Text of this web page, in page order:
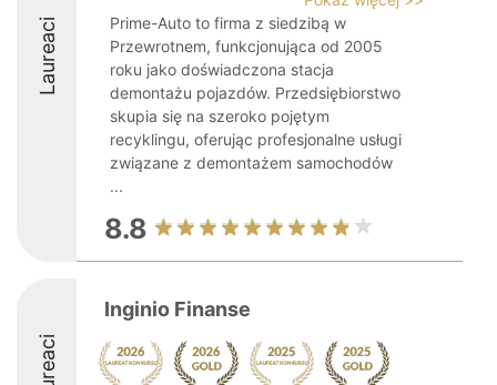
Laureaci
Prime-Auto to firma z siedzibą w
Przewrotnem, funkcjonująca od 2005
roku jako doświadczona stacja
demontażu pojazdów. Przedsiębiorstwo
skupia się na szeroko pojętym
recyklingu, oferując profesjonalne usługi
związane z demontażem samochodów
...
8.8
Inginio Finanse